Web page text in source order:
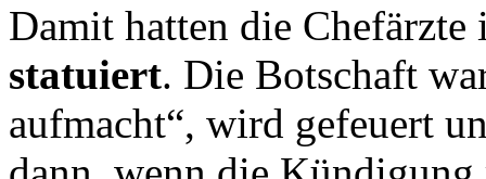
Damit hatten die
statuiert. Die Botschaft
aufmacht“, wird gefeuert